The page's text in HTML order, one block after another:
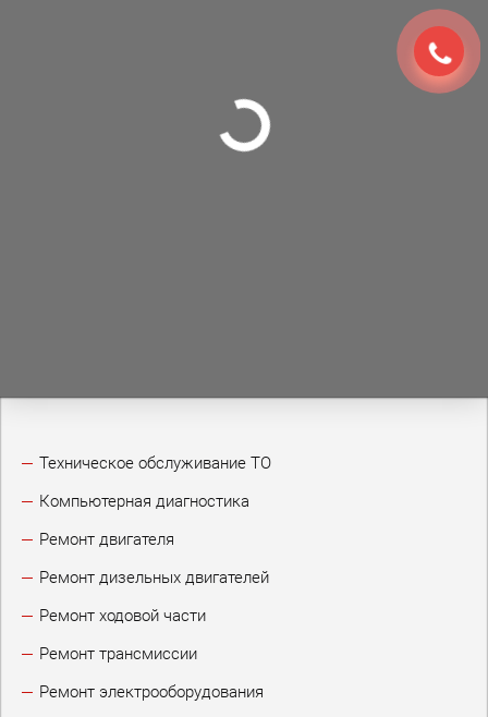
Техническое обслуживание ТО
Компьютерная диагностика
Ремонт двигателя
Ремонт дизельных двигателей
Ремонт ходовой части
Ремонт трансмиссии
Ремонт электрооборудования